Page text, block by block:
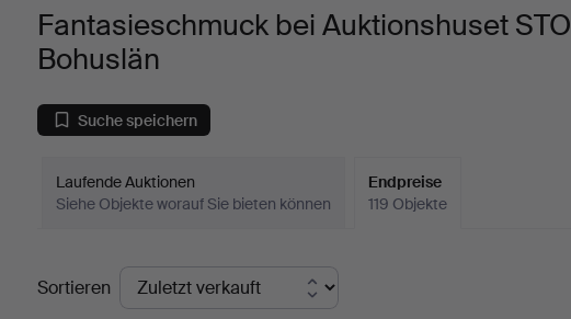
Fantasieschmuck bei Auktionshuset STO
Bohuslän
Suche speichern
Laufende Auktionen
Siehe Objekte worauf Sie bieten können
Endpreise
119 Objekte
Endpreise
Sortieren